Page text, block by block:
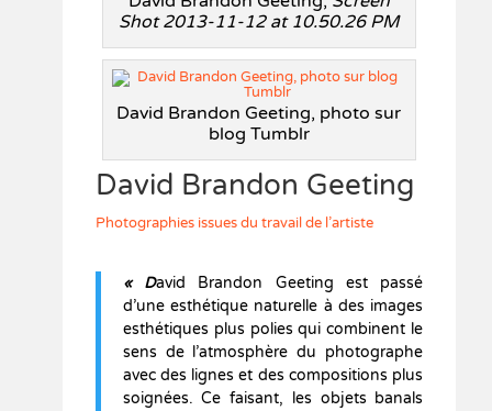
Shot 2013-11-12 at 10.50.26 PM
David Brandon Geeting, photo sur
blog Tumblr
David Brandon Geeting
Photographies issues du travail de l’artiste
« David Brandon Geeting est passé
d’une esthétique naturelle à des images
esthétiques plus polies qui combinent le
sens de l’atmosphère du photographe
avec des lignes et des compositions plus
soignées. Ce faisant, les objets banals